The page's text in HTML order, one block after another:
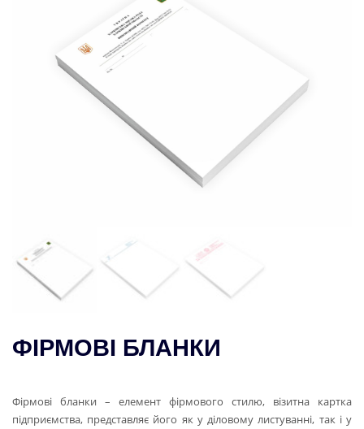
ФІРМОВІ БЛАНКИ
Фірмові бланки – елемент фірмового стилю, візитна картка
підприємства, представляє його як у діловому листуванні, так і у